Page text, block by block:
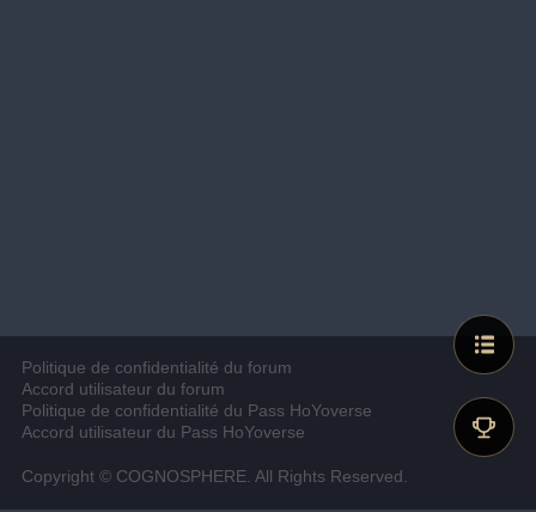
Politique de confidentialité du forum
Accord utilisateur du forum
Politique de confidentialité du Pass HoYoverse
Accord utilisateur du Pass HoYoverse
Copyright © COGNOSPHERE. All Rights Reserved.